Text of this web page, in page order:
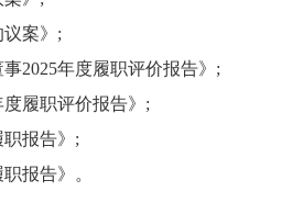
案》;
2025年度履职评价报告》;
度履职评价报告》;
报告》;
报告》。